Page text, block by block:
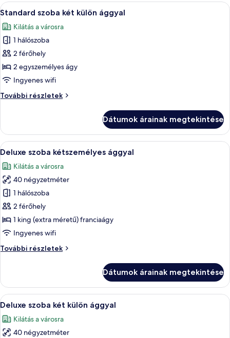
A
következő
szoba
összes
képének
megtekintése:
Standard
két
Egy szállodai szoba, amelyben két
3
Standard szoba két külön ággyal
Kilátás a városra
1 hálószoba
2 férőhely
2 egyszemélyes ágy
Ingyenes wifi
További részletek
Standard
ággyal
további
részletei
Dátumok árainak megtekintése
A
következő
szoba
összes
képének
megtekintése:
Deluxe
szoba
kétszemélyes
ággyal
Egy szállodai szoba, amelyben egy
5
Deluxe szoba kétszemélyes ággyal
Kilátás a városra
40 négyzetméter
1 hálószoba
2 férőhely
1 king (extra méretű) franciaágy
Ingyenes wifi
További részletek
Deluxe
további
részletei
Dátumok árainak megtekintése
A
következő
szoba
összes
Egy szállodai szoba két ággyal,
4
Deluxe szoba két külön ággyal
Kilátás a városra
40 négyzetméter